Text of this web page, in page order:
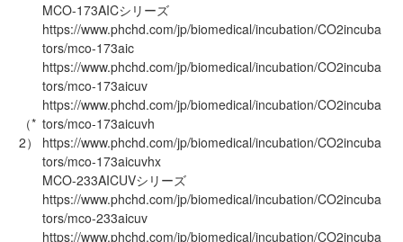
（*
2）
MCO-173AICシリーズ
https://www.phchd.com/jp/biomedical/incubation/CO2incuba
tors/mco-173aic
https://www.phchd.com/jp/biomedical/incubation/CO2incuba
tors/mco-173aicuv
https://www.phchd.com/jp/biomedical/incubation/CO2incuba
tors/mco-173aicuvh
https://www.phchd.com/jp/biomedical/incubation/CO2incuba
tors/mco-173aicuvhx
MCO-233AICUVシリーズ
https://www.phchd.com/jp/biomedical/incubation/CO2incuba
tors/mco-233aicuv
https://www.phchd.com/jp/biomedical/incubation/CO2incuba